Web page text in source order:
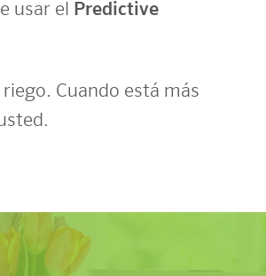
usar el
Predictive
Cuando está más